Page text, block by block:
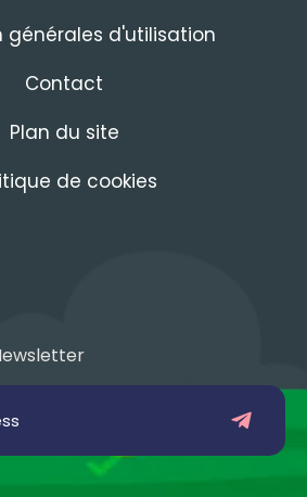
générales d'utilisation
Contact
Plan du site
de cookies